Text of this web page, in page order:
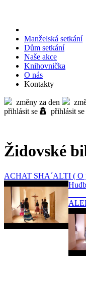
Manželská setkání
Dům setkání
Naše akce
Knihov­nička
O nás
Kontakty
změny za den
přihlásit se
přihlásit
Židovské
ACHAT SHA´ALTI ( O